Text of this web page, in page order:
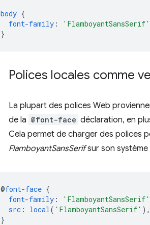
body {
font-family : 'FlamboyantSansSerif'
}
Polices locales comme
La plupart des polices Web
de la @font-face déclaration, en
Cela permet de charger des polices
FlamboyantSansSerifsur son système
@font-face {
font-family : 'FlamboyantSansSerif'
src : local( 'FlamboyantSansSerif' ),
}